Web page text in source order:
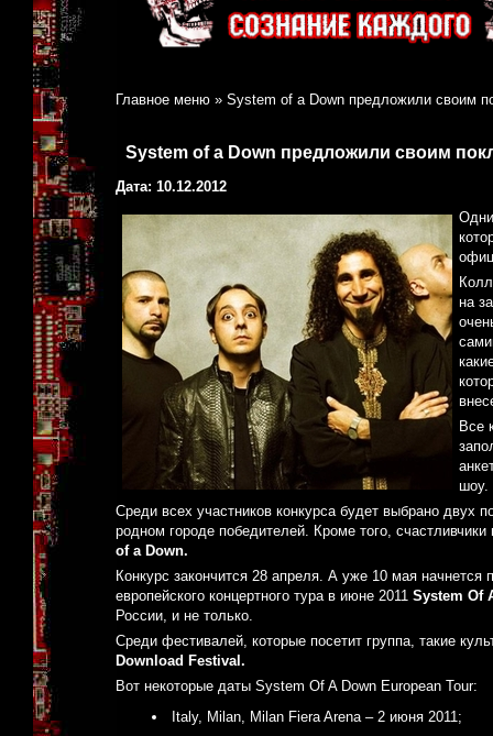
Главное меню » System of a Down предложили своим
System of a Down предложили своим
Дата: 10.12.2012
на
Все
шоу.
Среди всех участников конкурса будет выбрано двух
родном городе победителей. Кроме того,
of a Down.
Конкурс закончится 28 апреля. А уже 10 мая начнется
европейского концертного тура в июне 2011 System Of
России, и не только.
Среди фестивалей, которые посетит группа, такие
Download Festival.
Вот некоторые даты System Of A Down European Tour:
Italy, Milan, Milan Fiera Arena – 2 июня 2011;